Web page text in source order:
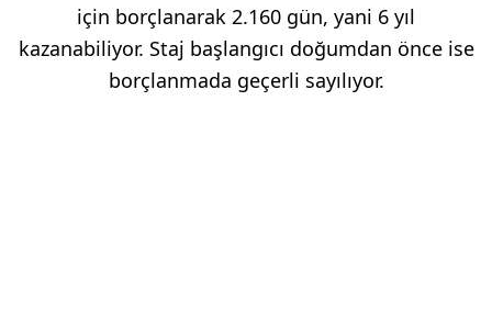
için borçlanarak 2.160 gün, yani 6 yıl
kazanabiliyor. Staj başlangıcı doğumdan önce ise
borçlanmada geçerli sayılıyor.